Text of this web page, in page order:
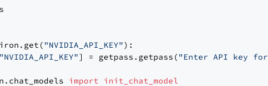
"NVIDIA_API_KEY" ):
"NVIDIA_API_KEY"] = getpass.getpass( "Enter API key for
import init_chat_model